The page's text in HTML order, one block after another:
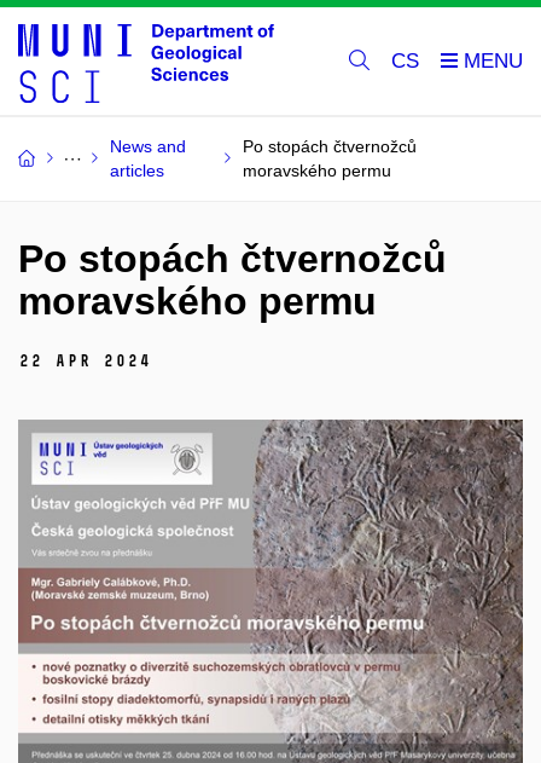
CS
News and
articles
Po stopách čtvernožců
moravského permu
Po stopách čtvernožců
moravského permu
22 Apr 2024